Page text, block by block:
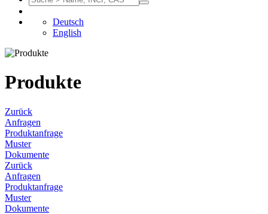
Deutsch
English
Produkte
Zurück
Anfragen
Produktanfrage
Muster
Dokumente
Zurück
Anfragen
Produktanfrage
Muster
Dokumente